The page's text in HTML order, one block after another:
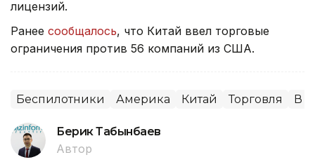
лицензий.
Ранее сообщалось, что Китай ввел торговые
ограничения против 56 компаний из США.
Беспилотники Америка Китай Торговля В
Берик Табынбаев
Автор